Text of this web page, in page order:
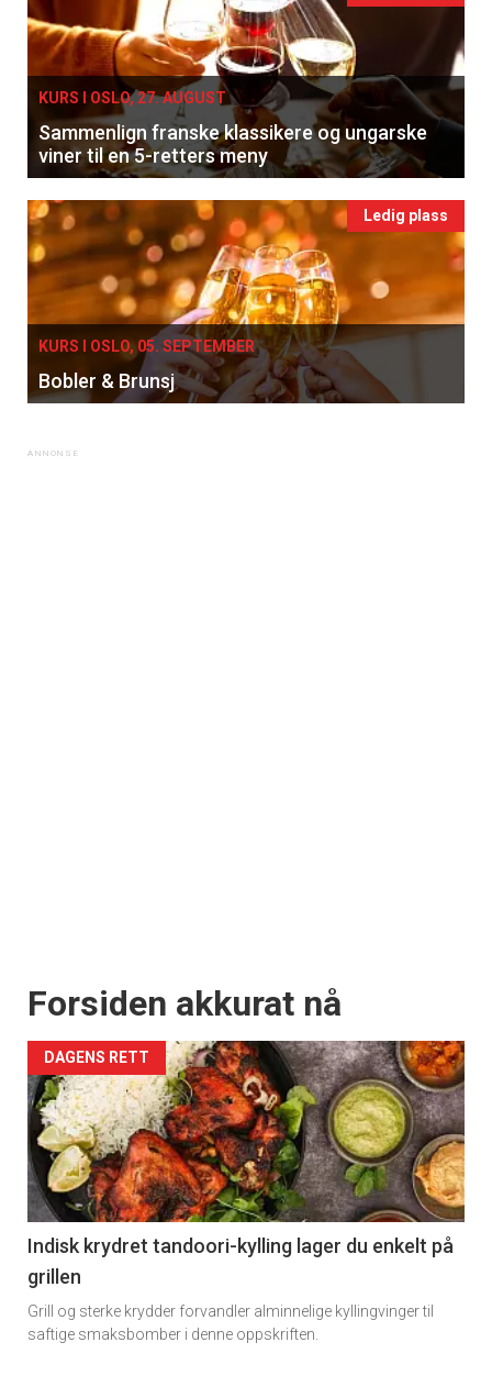
KURS I OSLO, 27. AUGUST
Sammenlign franske klassikere og ungarske
viner til en 5-retters meny
Ledig plass
KURS I OSLO, 05. SEPTEMBER
Bobler & Brunsj
Forsiden akkurat nå
DAGENS RETT
Indisk krydret tandoori-kylling lager du enkelt på
grillen
Grill og sterke krydder forvandler alminnelige kyllingvinger til
saftige smaksbomber i denne oppskriften.